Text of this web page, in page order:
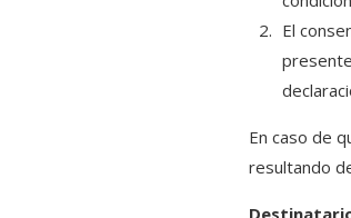
El
En caso de
resultando